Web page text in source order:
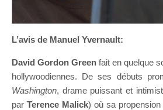
L’avis de Manuel Yvernault:
David Gordon Green fait en quelque
hollywoodiennes. De ses débuts
Washington, drame puissant et
par Terence Malick) où sa